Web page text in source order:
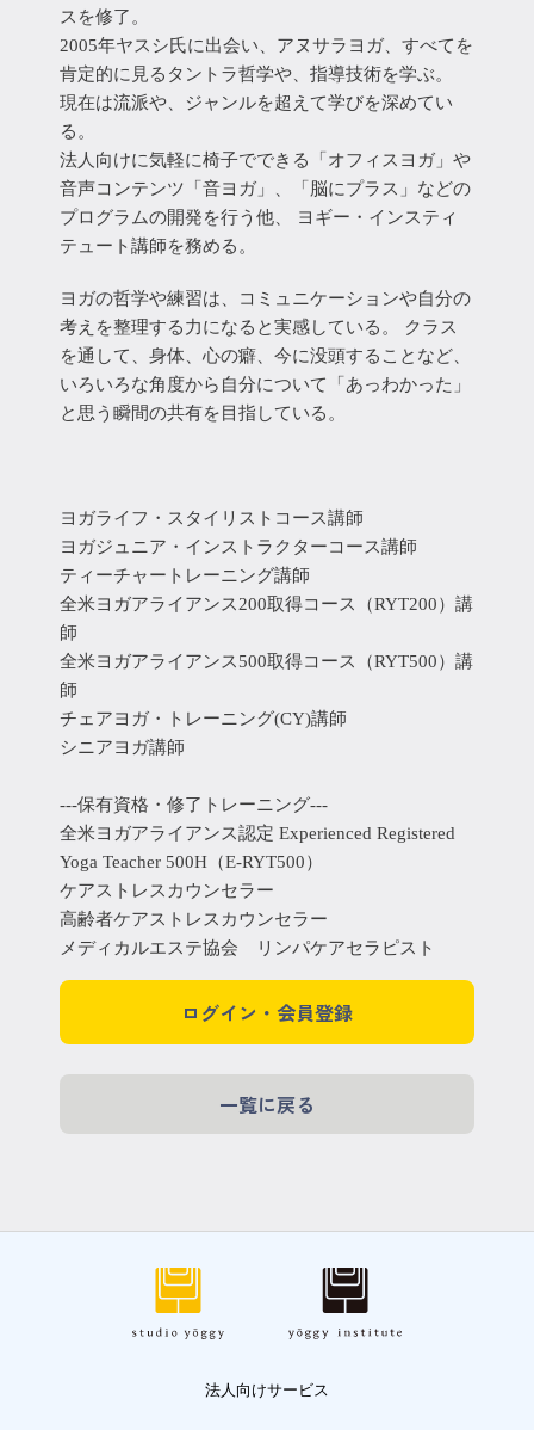
スを修了。
2005年ヤスシ氏に出会い、アヌサラヨガ、すべてを
肯定的に見るタントラ哲学や、指導技術を学ぶ。
現在は流派や、ジャンルを超えて学びを深めてい
る。
法人向けに気軽に椅子でできる「オフィスヨガ」や
音声コンテンツ「音ヨガ」、「脳にプラス」などの
プログラムの開発を行う他、 ヨギー・インスティ
テュート講師を務める。
ヨガの哲学や練習は、コミュニケーションや自分の
考えを整理する力になると実感している。 クラス
を通して、身体、心の癖、今に没頭することなど、
いろいろな角度から自分について「あっわかった」
と思う瞬間の共有を目指している。
ヨガライフ・スタイリストコース講師
ヨガジュニア・インストラクターコース講師
ティーチャートレーニング講師
全米ヨガアライアンス200取得コース（RYT200）講
師
全米ヨガアライアンス500取得コース（RYT500）講
師
チェアヨガ・トレーニング(CY)講師
シニアヨガ講師
---保有資格・修了トレーニング---
全米ヨガアライアンス認定 Experienced Registered
Yoga Teacher 500H（E-RYT500）
ケアストレスカウンセラー
高齢者ケアストレスカウンセラー
メディカルエステ協会 リンパケアセラピスト
ログイン・会員登録
一覧に戻る
法人向けサービス